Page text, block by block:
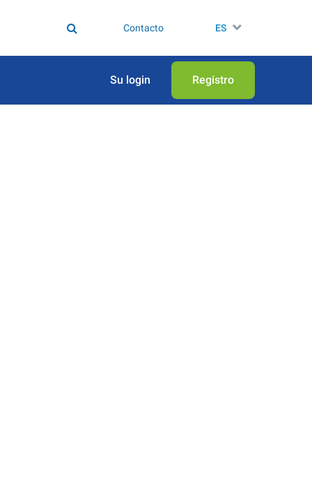
Contacto ES
Su login Registro